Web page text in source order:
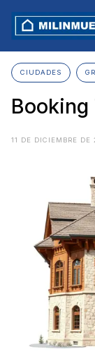
content
CIUDADES
Booking
11 DE DICIEMBRE DE